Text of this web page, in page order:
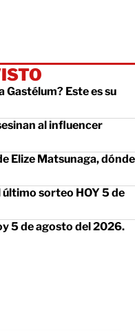
Gastélum? Este es su
al influencer
Elize Matsunaga, dónde
sorteo HOY 5 de
5 de agosto del 2026.